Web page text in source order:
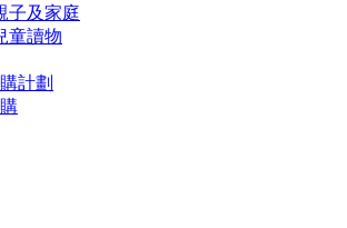
子及家庭
童讀物
計劃